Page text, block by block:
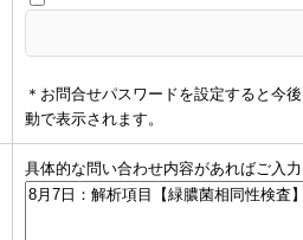
＊お問合せパスワードを設定すると今
動で表示されます。
具体的な問い合わせ内容があればご入力